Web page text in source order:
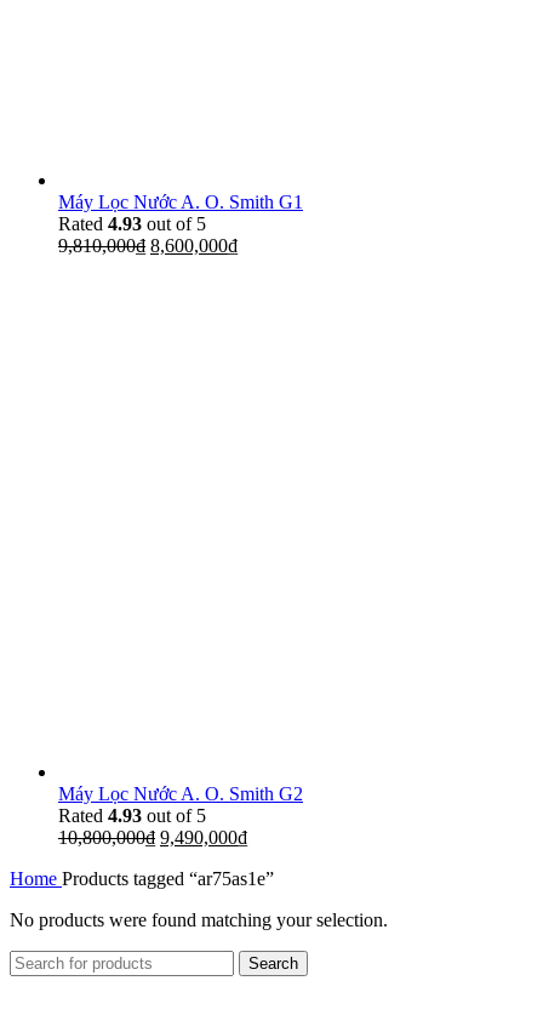
Máy Lọc Nước A. O. Smith G1
Rated 4.93 out of 5
9,810,000₫ 8,600,000₫
Máy Lọc Nước A. O. Smith G2
Rated 4.93 out of 5
10,800,000₫ 9,490,000₫
Home Products tagged “ar75as1e”
No products were found matching your selection.
Search